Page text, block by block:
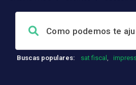
Buscas populares: sat fiscal ,